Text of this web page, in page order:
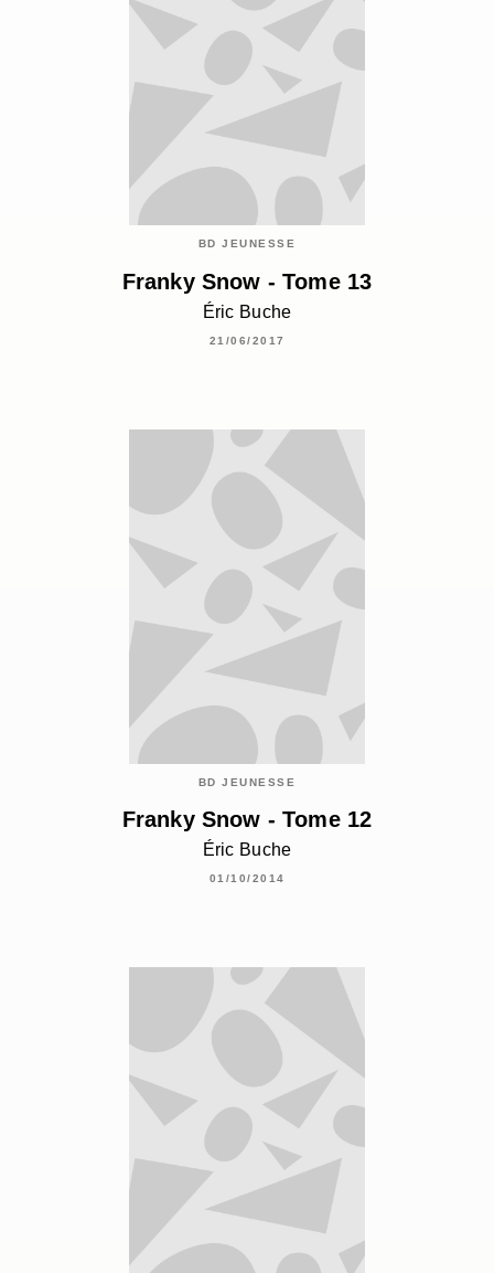
BD JEUNESSE
Franky Snow - Tome 13
Éric Buche
21/06/2017
BD JEUNESSE
Franky Snow - Tome 12
Éric Buche
01/10/2014